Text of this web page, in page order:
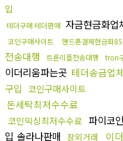
입
테더구매 테더판매 자금현금화업
코인구매사이트 핸드폰결제현금화
전송대행
트론리플전송대행 tron
이더리움파는곳 테더송금업체
구입 코인구매사이트
돈세탁최저수수료
코인믹싱최저수수료 파이코인
입 솔라나판매 장외거래 이